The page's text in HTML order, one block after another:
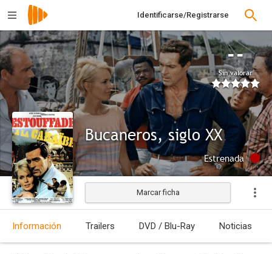
Identificarse/Registrarse
--
Sin valorar
Bucaneros, siglo XX
Estrenada
Marcar ficha
Información Trailers DVD / Blu-Ray Noticias